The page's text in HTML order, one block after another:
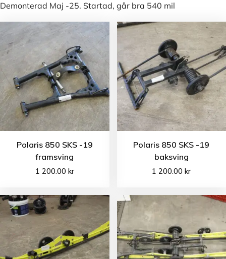
Demonterad Maj -25. Startad, går bra 540 mil
Polaris 850 SKS -19
framsving
1 200.00 kr
Polaris 850 SKS -19
baksving
1 200.00kr